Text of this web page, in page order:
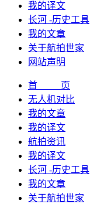
我的译文
长河 -历史工具
我的文章
关于航拍世家
网站声明
首 页
无人机对比
我的文章
我的译文
航拍资讯
我的译文
长河 -历史工具
我的文章
关于航拍世家